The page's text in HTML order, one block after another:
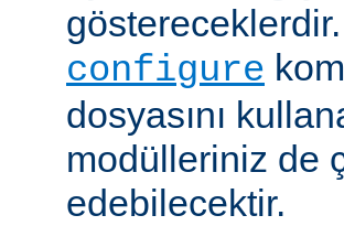
configure
dosyasını
modülleriniz de
edebilecektir.